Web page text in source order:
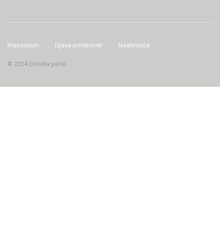
Impressum Izjava privatnosti Naslovnica
© 2024 Cronika portal